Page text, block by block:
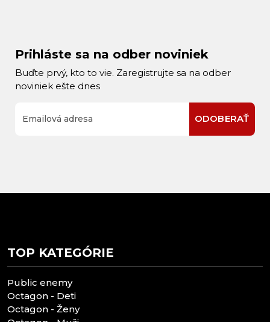
Prihláste sa na odber noviniek
Buďte prvý, kto to vie. Zaregistrujte sa na odber
noviniek ešte dnes
ODOBERAŤ
TOP KATEGÓRIE
Public enemy
Octagon - Deti
Octagon - Ženy